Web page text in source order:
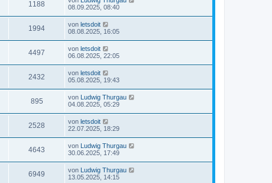
1188
08.09.2025, 08:40
1994 von letsdoit
08.08.2025, 16:05
4497 von letsdoit
06.08.2025, 22:05
2432 von letsdoit
05.08.2025, 19:43
895 von Ludwig Thurgau
04.08.2025, 05:29
2528 von letsdoit
22.07.2025, 18:29
4643 von Ludwig Thurgau
30.06.2025, 17:49
6949 von Ludwig Thurgau
13.05.2025, 14:15